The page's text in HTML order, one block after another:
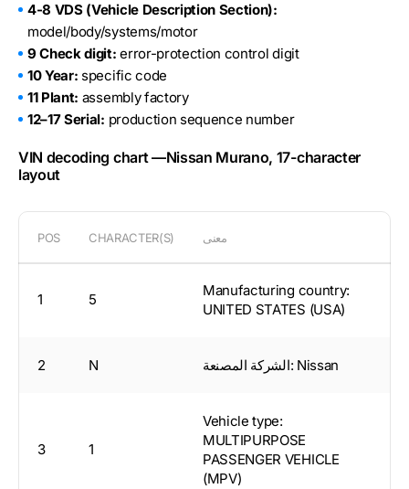
4-8 VDS (Vehicle Description Section):
model/body/systems/motor
9 Check digit: error-protection control digit
10 Year: specific code
11 Plant: assembly factory
12–17 Serial: production sequence number
VIN decoding chart —Nissan Murano, 17-character
layout
POS CHARACTER(S) معنى
1 5
Manufacturing country:
UNITED STATES (USA)
2 N الشركة المصنعة: Nissan
3 1
Vehicle type:
MULTIPURPOSE
PASSENGER VEHICLE
(MPV)